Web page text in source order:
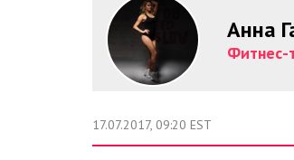
Анна
Фитнес-
17.07.2017, 09:20 EST